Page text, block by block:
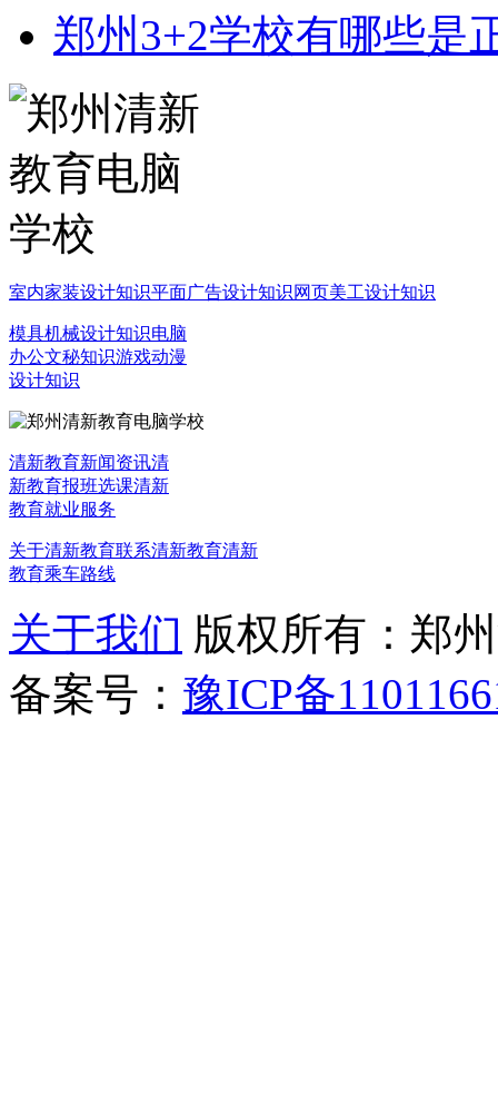
郑州3+2学校有哪些是
室内家装设计知识平面广告设计知识网页美工设计知识
模具机械设计知识电脑
办公文秘知识游戏动漫
设计知识
清新教育新闻资讯清
新教育报班选课清新
教育就业服务
关于清新教育联系清新教育清新
教育乘车路线
关于我们 版权所有：郑
备案号： 豫ICP备